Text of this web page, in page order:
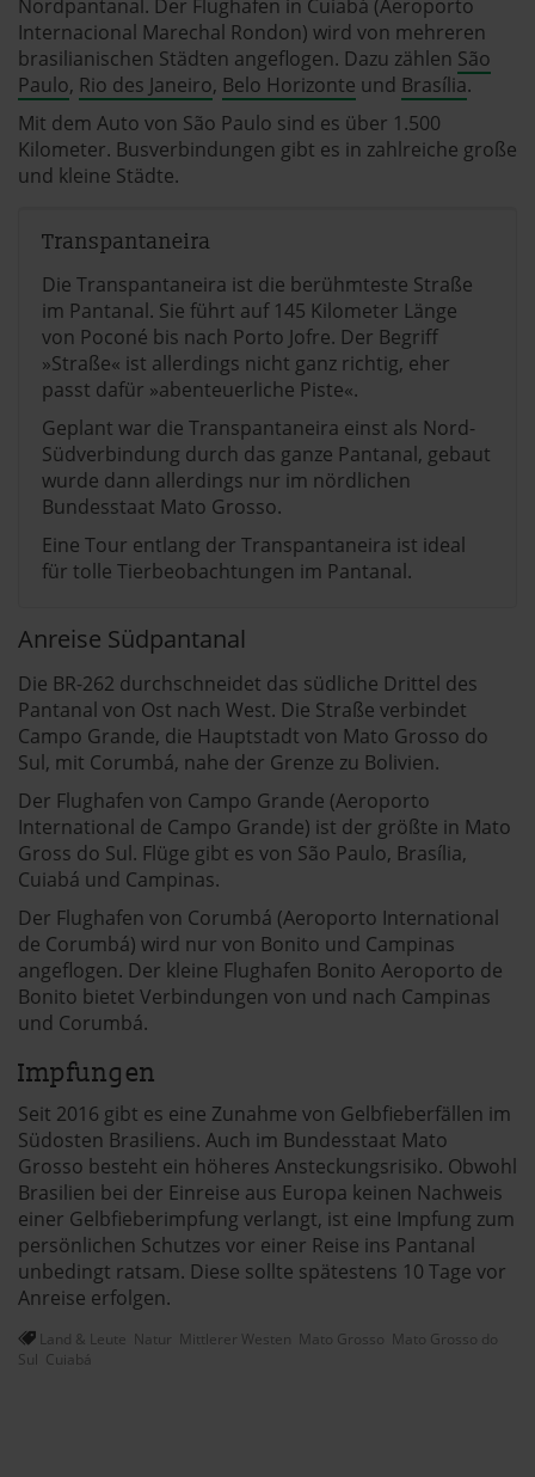
Nordpantanal. Der Flughafen in Cuiabá (Aeroporto
Internacional Marechal Rondon) wird von mehreren
brasilianischen Städten angeflogen. Dazu zählen São
Paulo, Rio des Janeiro, Belo Horizonte und Brasília.
Mit dem Auto von São Paulo sind es über 1.500
Kilometer. Busverbindungen gibt es in zahlreiche große
und kleine Städte.
Transpantaneira
Die Transpantaneira ist die berühmteste Straße
im Pantanal. Sie führt auf 145 Kilometer Länge
von Poconé bis nach Porto Jofre. Der Begriff
»Straße« ist allerdings nicht ganz richtig, eher
passt dafür »abenteuerliche Piste«.
Geplant war die Transpantaneira einst als Nord-
Südverbindung durch das ganze Pantanal, gebaut
wurde dann allerdings nur im nördlichen
Bundesstaat Mato Grosso.
Eine Tour entlang der Transpantaneira ist ideal
für tolle Tierbeobachtungen im Pantanal.
Anreise Südpantanal
Die BR-262 durchschneidet das südliche Drittel des
Pantanal von Ost nach West. Die Straße verbindet
Campo Grande, die Hauptstadt von Mato Grosso do
Sul, mit Corumbá, nahe der Grenze zu Bolivien.
Der Flughafen von Campo Grande (Aeroporto
International de Campo Grande) ist der größte in Mato
Gross do Sul. Flüge gibt es von São Paulo, Brasília,
Cuiabá und Campinas.
Der Flughafen von Corumbá (Aeroporto International
de Corumbá) wird nur von Bonito und Campinas
angeflogen. Der kleine Flughafen Bonito Aeroporto de
Bonito bietet Verbindungen von und nach Campinas
und Corumbá.
Impfungen
Seit 2016 gibt es eine Zunahme von Gelbfieberfällen im
Südosten Brasiliens. Auch im Bundesstaat Mato
Grosso besteht ein höheres Ansteckungsrisiko. Obwohl
Brasilien bei der Einreise aus Europa keinen Nachweis
einer Gelbfieberimpfung verlangt, ist eine Impfung zum
persönlichen Schutzes vor einer Reise ins Pantanal
unbedingt ratsam. Diese sollte spätestens 10 Tage vor
Anreise erfolgen.
Land & Leute Natur Mittlerer Westen Mato Grosso Mato Grosso do
Sul Cuiabá